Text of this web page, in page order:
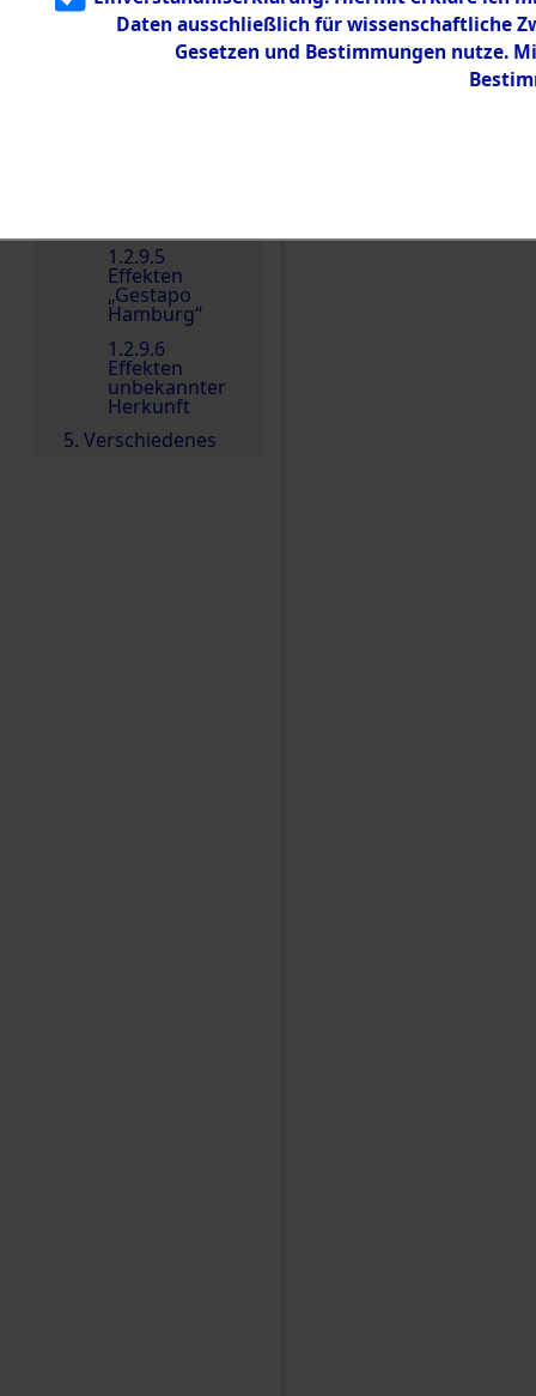
Effekten aus
dem KZ
Neuengamm
1.2.9.5
Effekten
„Gestapo
Hamburg“
1.2.9.6
Effekten
unbekannter
Herkunft
5. Verschiedenes
Einen Kommentar
Daten ausschließlich für wissenschaftliche
Gesetzen und Bestimmungen nutze.